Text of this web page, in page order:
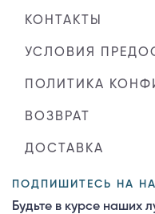
КОНТАКТЫ
УСЛОВИЯ
ПОЛИТИКА
ВОЗВРАТ
ДОСТАВКА
ПОДПИШИТЕСЬ НА
Будьте в курсе наших